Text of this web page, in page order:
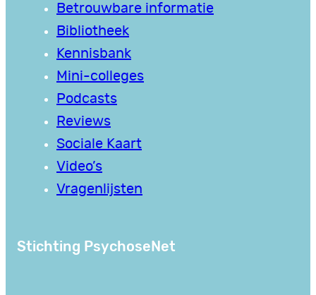
Betrouwbare informatie
Bibliotheek
Kennisbank
Mini-colleges
Podcasts
Reviews
Sociale Kaart
Video’s
Vragenlijsten
Stichting PsychoseNet